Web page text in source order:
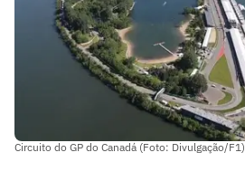
Circuito do GP do Canadá (Foto: Divulgação/F1)